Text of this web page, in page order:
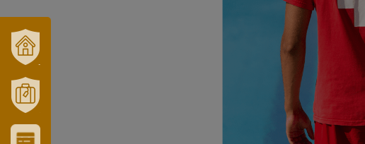
ÉS
TÉRSÉGÜNK
TURISZTIKA